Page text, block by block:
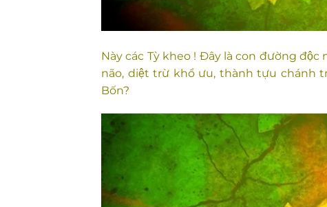
Này các Tỳ kheo ! Đây là con đường
não, diệt trừ khổ ưu, thành tựu chánh
Bốn?